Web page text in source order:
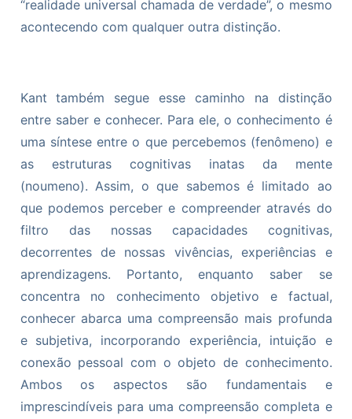
“realidade universal chamada de verdade”, o mesmo
acontecendo com qualquer outra distinção.
Kant também segue esse caminho na distinção
entre saber e conhecer. Para ele, o conhecimento é
uma síntese entre o que percebemos (fenômeno) e
as estruturas cognitivas inatas da mente
(noumeno). Assim, o que sabemos é limitado ao
que podemos perceber e compreender através do
filtro das nossas capacidades cognitivas,
decorrentes de nossas vivências, experiências e
aprendizagens. Portanto, enquanto saber se
concentra no conhecimento objetivo e factual,
conhecer abarca uma compreensão mais profunda
e subjetiva, incorporando experiência, intuição e
conexão pessoal com o objeto de conhecimento.
Ambos os aspectos são fundamentais e
imprescindíveis para uma compreensão completa e